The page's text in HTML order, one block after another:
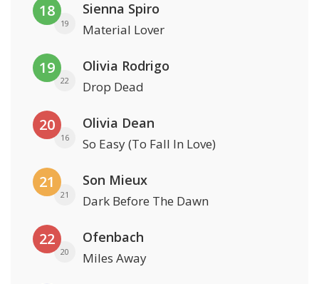
18
19
Sienna Spiro
Material Lover
19
22
Olivia Rodrigo
Drop Dead
20
16
Olivia Dean
So Easy (To Fall In Love)
21
21
Son Mieux
Dark Before The Dawn
22
20
Ofenbach
Miles Away